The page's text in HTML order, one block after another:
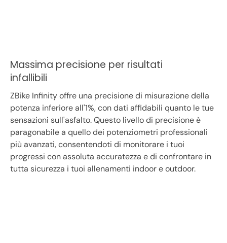
Massima precisione per risultati
infallibili
ZBike Infinity offre una precisione di misurazione della
potenza inferiore all'1%, con dati affidabili quanto le tue
sensazioni sull'asfalto. Questo livello di precisione è
paragonabile a quello dei potenziometri professionali
più avanzati, consentendoti di monitorare i tuoi
progressi con assoluta accuratezza e di confrontare in
tutta sicurezza i tuoi allenamenti indoor e outdoor.